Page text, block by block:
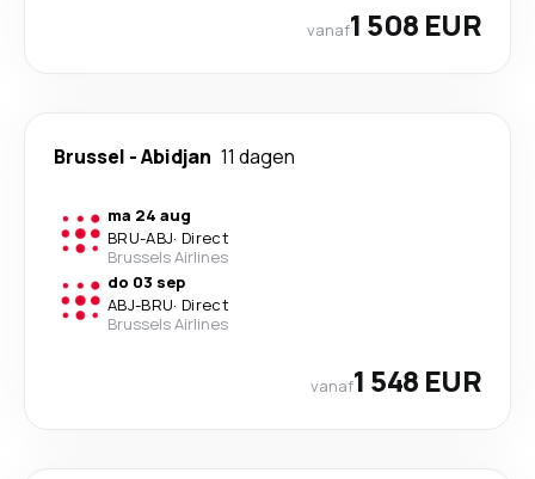
vanaf1 508 EUR
Brussel -Abidjan 11 dagen
ma 24 aug
BRU-ABJ· Direct
Brussels Airlines
do 03 sep
ABJ-BRU· Direct
Brussels Airlines
vanaf1 548 EUR